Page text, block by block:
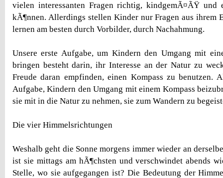
vielen interessanten Fragen richtig, kindgemÃ¤ÃŸ und
kÃ¶nnen. Allerdings stellen Kinder nur Fragen aus ihrem
lernen am besten durch Vorbilder, durch Nachahmung.
Unsere erste Aufgabe, um Kindern den Umgang mit
bringen besteht darin, ihr Interesse an der Natur zu
Freude daran empfinden, einen Kompass zu benutzen.
Aufgabe, Kindern den Umgang mit einem Kompass
sie mit in die Natur zu nehmen, sie zum Wandern zu
Die vier Himmelsrichtungen
Weshalb geht die Sonne morgens immer wieder an
ist sie mittags am hÃ¶chsten und verschwindet abends
Stelle, wo sie aufgegangen ist? Die Bedeutung der